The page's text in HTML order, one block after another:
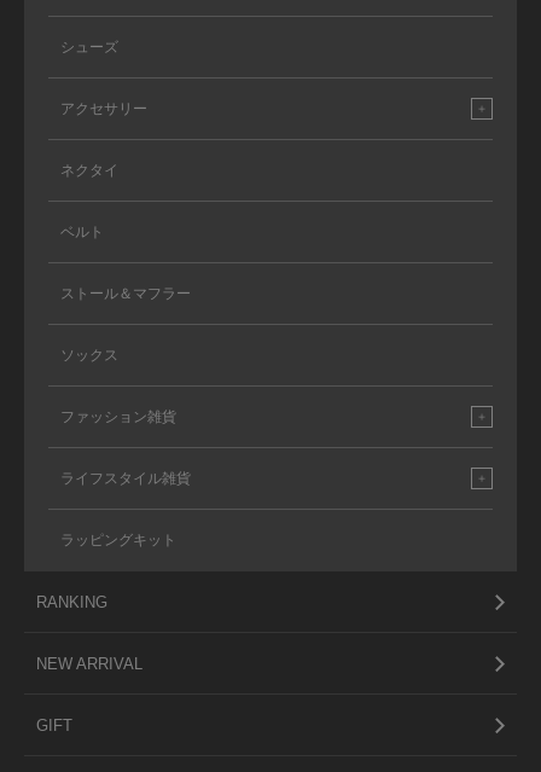
シューズ
アクセサリー
ネクタイ
ベルト
ストール＆マフラー
ソックス
ファッション雑貨
ライフスタイル雑貨
ラッピングキット
RANKING
NEW ARRIVAL
GIFT